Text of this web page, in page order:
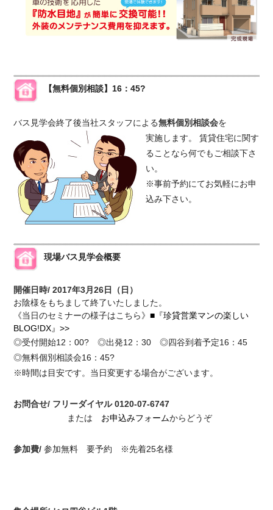
【無料個別相談】16：45?
バス見学会終了後当社スタッフによる無料個別相談会を
実施します。 賃貸住宅に関す
ることなら何でもご相談下さ
い。
※事前予約にてお気軽にお申
込み下さい。
現場バス見学会概要
開催日時/ 2017年3月26日（日）
お陰様をもちまして終了いたしました。
《当日のセミナーの様子はこちら》 ■『珍貸営業マンの楽しい
BLOG!DX』>>
◎受付開始12：00? ◎出発12：30 ◎四谷到着予定16：45
◎無料個別相談会16：45?
※時間は目安です。当日変更する場合がございます。
お問合せ/ フリーダイヤル0120-07-6747
または お申込みフォームからどうぞ
参加費/ 参加無料 要予約 ※先着25名様